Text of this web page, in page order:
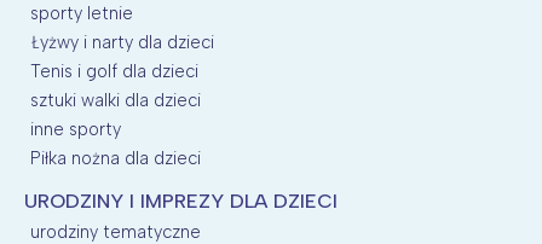
sporty letnie
Łyżwy i narty dla dzieci
Tenis i golf dla dzieci
sztuki walki dla dzieci
inne sporty
Piłka nożna dla dzieci
URODZINY I IMPREZY DLA DZIECI
urodziny tematyczne